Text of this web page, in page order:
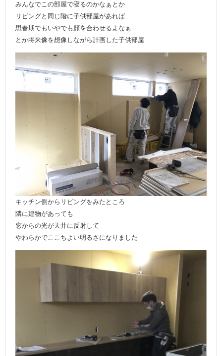
みんなでこの部屋で寝るのかなぁとか
リビングと同じ階に子供部屋があれば
思春期でもいやでも顔を合わせるよなぁ
とか将来像を想像しながら計画した子供部屋
キッチン側からリビングをみたところ
隣に建物があっても
窓からの光が天井に反射して
やわらかでここちよい明るさになりました